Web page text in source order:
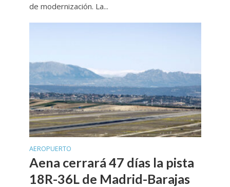
de modernización. La...
AEROPUERTO
Aena cerrará 47 días la pista
18R-36L de Madrid-Barajas